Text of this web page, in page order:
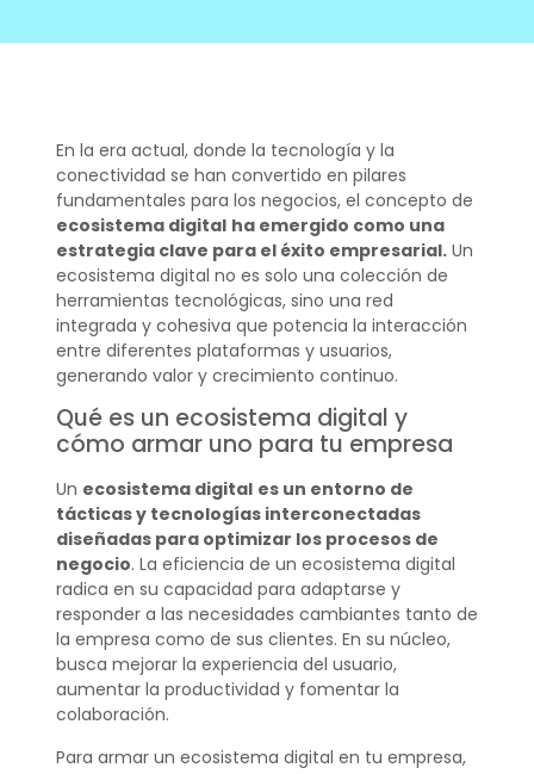
En la era actual, donde la tecnología y la
conectividad se han convertido en pilares
fundamentales para los negocios, el concepto de
ecosistema digital ha emergido como una
estrategia clave para el éxito empresarial.Un
ecosistema digital no es solo una colección de
herramientas tecnológicas, sino una red
integrada y cohesiva que potencia la interacción
entre diferentes plataformas y usuarios,
generando valor y crecimiento continuo.
Qué es un ecosistema digital y
cómo armar uno para tu empresa
Un ecosistema digital es un entorno de
tácticas y tecnologías interconectadas
diseñadas para optimizar los procesos de
negocio. La eficiencia de un ecosistema digital
radica en su capacidad para adaptarse y
responder a las necesidades cambiantes tanto de
la empresa como de sus clientes. En su núcleo,
busca mejorar la experiencia del usuario,
aumentar la productividad y fomentar la
colaboración.
Para armar un ecosistema digital en tu empresa,